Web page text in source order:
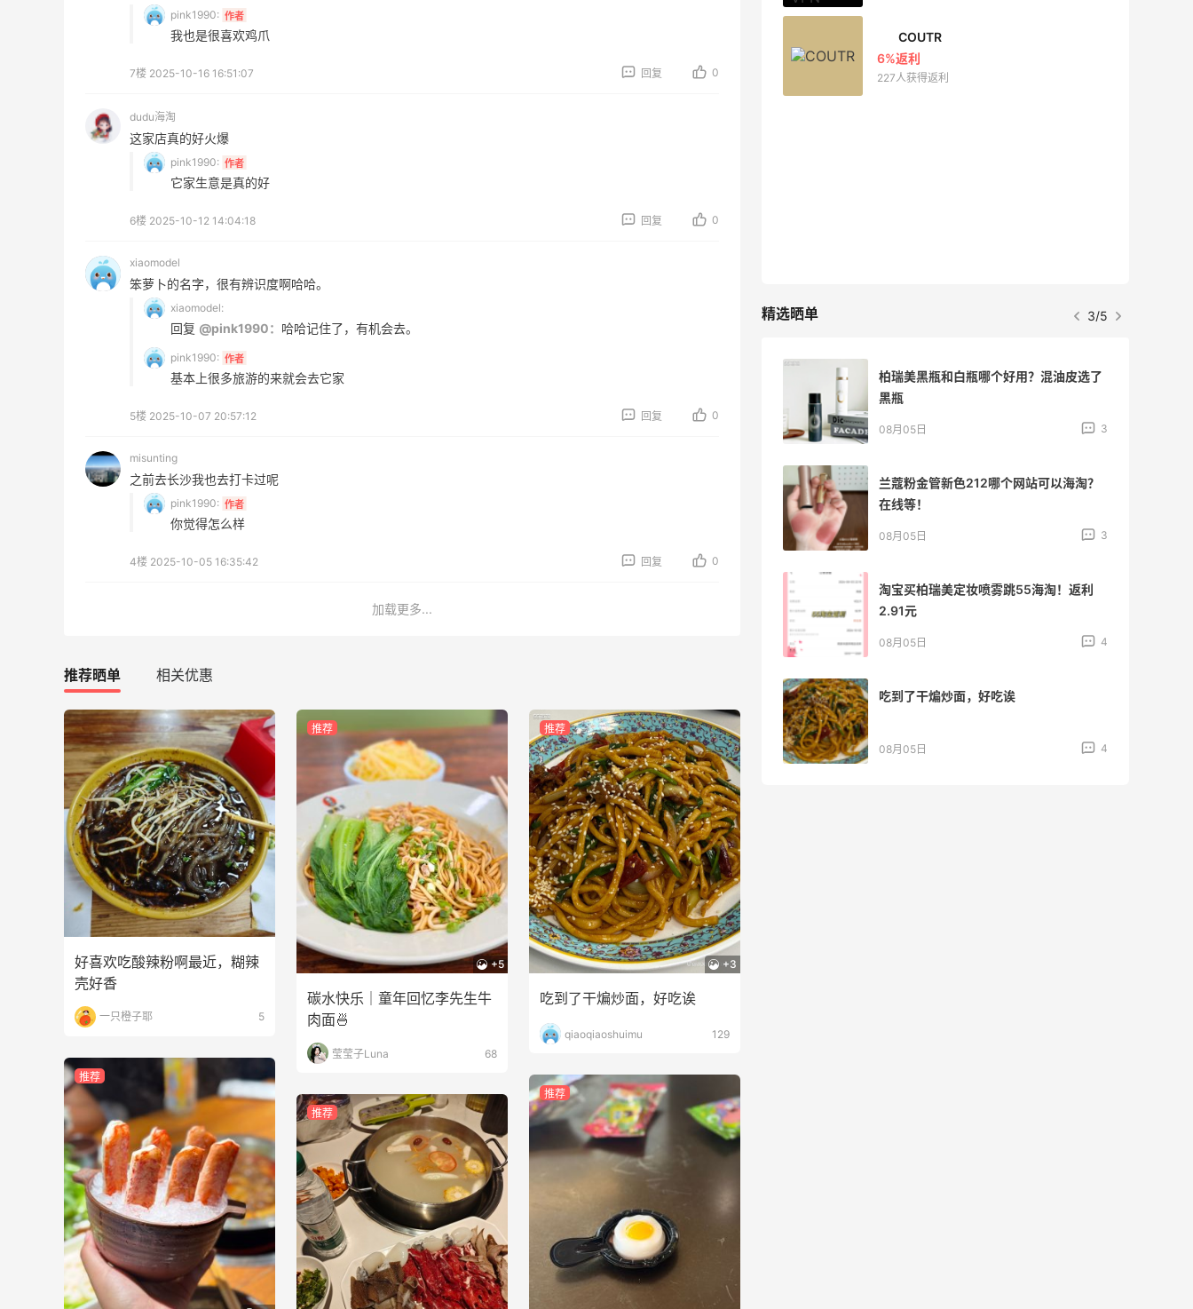
pink1990: 作者
我也是很喜欢鸡爪
7楼 2025-10-16 16:51:07 回复 0
dudu海淘
这家店真的好火爆
pink1990: 作者
它家生意是真的好
6楼 2025-10-12 14:04:18 回复 0
xiaomodel
笨萝卜的名字，很有辨识度啊哈哈。
xiaomodel:
回复 @pink1990： 哈哈记住了，有机会去。
pink1990: 作者
基本上很多旅游的来就会去它家
5楼 2025-10-07 20:57:12 回复 0
misunting
之前去长沙我也去打卡过呢
pink1990: 作者
你觉得怎么样
4楼 2025-10-05 16:35:42 回复 0
加载更多...
推荐晒单 相关优惠
好喜欢吃酸辣粉啊最近，糊辣
壳好香
一只橙子耶 5
推荐
推荐
+5
碳水快乐｜童年回忆李先生牛
肉面🍜
莹莹子Luna 68
推荐
推荐
+3
吃到了干煸炒面，好吃诶
qiaoqiaoshuimu 129
推荐
Belly Bandit
42人获得返利
TIMEBEAM (US)
最高10%返利
282人获得返利
RFM Denim
85人获得返利
Biōkreativ
30%返利
53人获得返利
精选晒单 4/5
Evelom卸妆膏--卸妆膏中的“爱马仕”
FWRD黑五2026海淘奢侈品折扣力度大
吗？
2026海淘折扣预测！
08月05日 1 08月05日 4
牛杂牛腩锅我很喜欢
08月05日 4
法国小众新品牌又买了一点试试效果
08月04日 4
【黑五直邮海淘攻略】FWRD黑五2026
海淘折扣预测！
08月04日 1
【黑五海淘攻略】REVOLVE黑五2026海
08月04日 1